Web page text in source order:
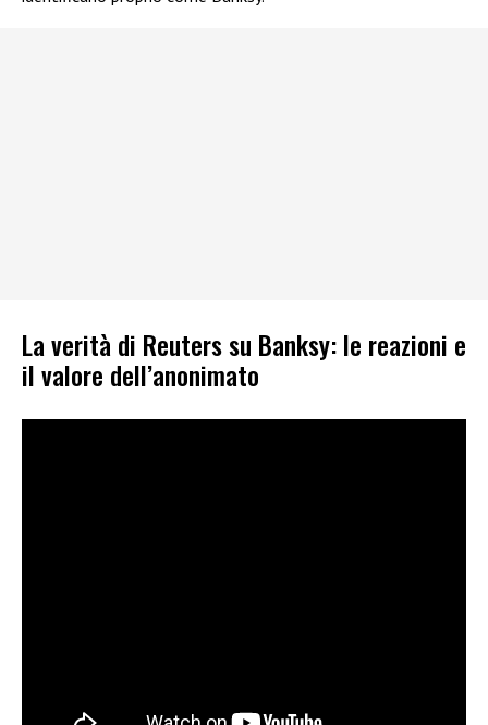
La verità di Reuters su Banksy: le reazioni e
il valore dell’anonimato